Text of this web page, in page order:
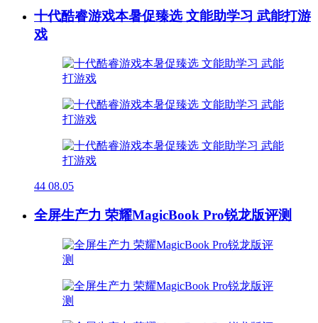
十代酷睿游戏本暑促臻选 文能助学习 武能打游
戏
44 08.05
全屏生产力 荣耀MagicBook Pro锐龙版评测